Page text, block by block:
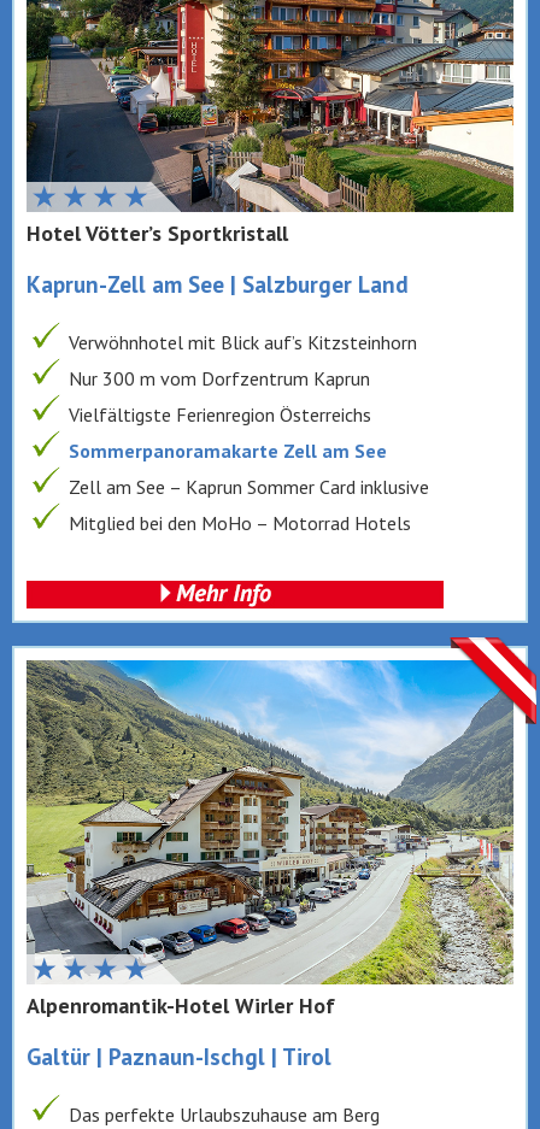
Hotel Vötter’s Sportkristall
Kaprun-Zell am See | Salzburger Land
Verwöhnhotel mit Blick auf’s Kitzsteinhorn
Nur 300 m vom Dorfzentrum Kaprun
Vielfältigste Ferienregion Österreichs
Sommerpanoramakarte Zell am See
Zell am See – Kaprun Sommer Card inklusive
Mitglied bei den MoHo – Motorrad Hotels
Alpenromantik-Hotel Wirler Hof
Galtür | Paznaun-Ischgl | Tirol
Das perfekte Urlaubszuhause am Berg